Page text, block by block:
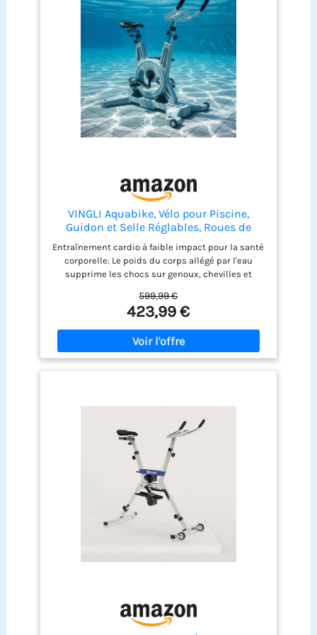
VINGLI Aquabike, Vélo pour Piscine,
Guidon et Selle Réglables, Roues de
Transport, Antidérapant, pour Fitness
Aquatique, Rééducation, Perte de Poids,
en Acier Inoxydable, HDPE, Jusqu'à 150
kg, Gris
Entraînement cardio à faible impact pour la santé
corporelle: Le poids du corps allégé par l'eau
supprime les chocs sur genoux, chevilles et
les seniors, les personnes en surpoids ou
souffrant de douleurs articulaires. La résistance
hydrique naturelle renforce le cœur, améliore
l'endurance cardio, affine la silhouette et muscle
le corps sans la moindre sensation de chaleur
étouffante et de transpiration excessive Multiples
hauteur et en avant-arrière tandis que le guidon
ajustable verticalement permet d'adapter la
posture à votre taille pour limiter les tensions
dorsales. Les pédales dotées de brides
antidérapantes maintiennent solidement vos
pieds, que vous soyez pieds nus ou équipé de
chaussures aquatiques pour une sécurité en
mouvement Déplacement facile grâce aux
roulettes intégrées: Des roulettes fluides
installées sur la base du vélo aquatique vous
permettent de déplacer sans effort l'appareil
d'aquafitness Structure résistante à l'eau chlorée
ultra-stable: Conception avec corps principal en
599,99 €
423,99 €